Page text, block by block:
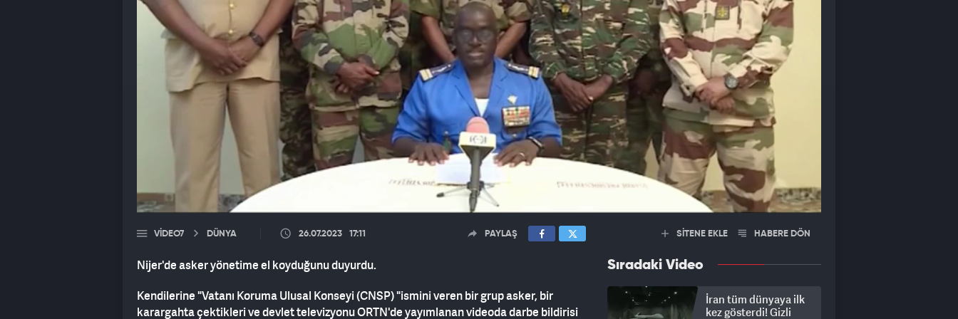
VIDEO7 DÜNYA 26.07.2023 17:11 PAYLAŞ
Nijer'de asker yönetime el koyduğunu duyurdu.
Kendilerine "Vatanı Koruma Ulusal Konseyi (CNSP) "ismini veren bir grup asker, bir
karargahta çektikleri ve devlet televizyonu ORTN'de yayımlanan videoda darbe bildirisi
SİTENE EKLE HABERE DÖN
Sıradaki Video
İran tüm dünyaya ilk
kez gösterdi! Gizli